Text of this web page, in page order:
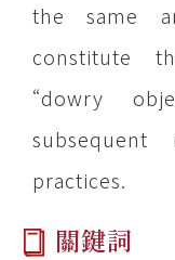
the same
constitute
“dowry
subsequent
practices.
關鍵詞